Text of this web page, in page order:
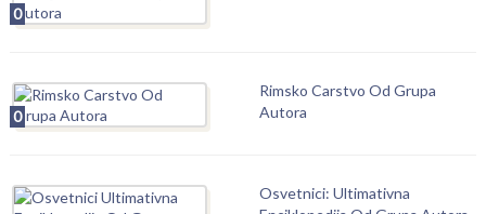
0
0
Rimsko Carstvo Od Grupa
Autora
Osvetnici: Ultimativna